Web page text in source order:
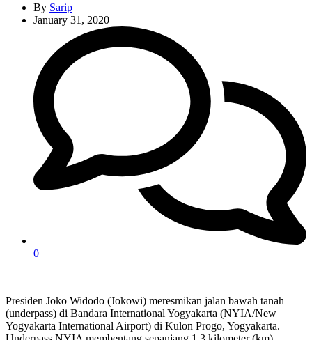
By Sarip
January 31, 2020
0
Presiden Joko Widodo (Jokowi) meresmikan jalan bawah tanah
(underpass) di Bandara International Yogyakarta (NYIA/New
Yogyakarta International Airport) di Kulon Progo, Yogyakarta.